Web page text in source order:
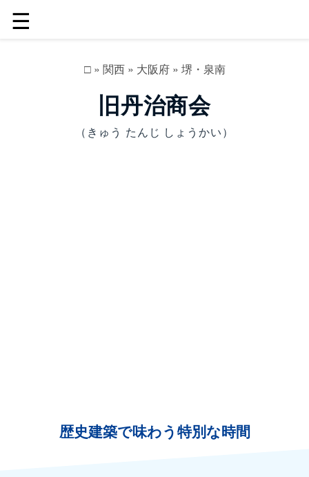
☰
□» 関西» 大阪府» 堺・泉南
旧丹治商会
（きゅう たんじ しょうかい）
歴史建築で味わう特別な時間